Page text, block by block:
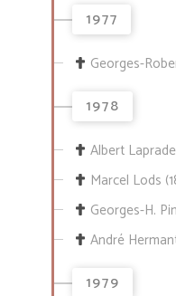
1977
Georges-
1978
Albert
Marcel Lods
Georges-H.
André
1979